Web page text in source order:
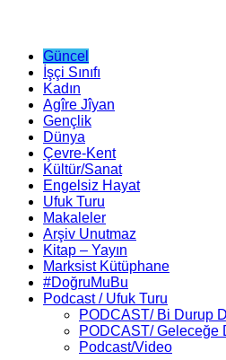
Güncel
İşçi Sınıfı
Kadın
Agîre Jîyan
Gençlik
Dünya
Çevre-Kent
Kültür/Sanat
Engelsiz Hayat
Ufuk Turu
Makaleler
Arşiv Unutmaz
Kitap – Yayın
Marksist Kütüphane
#DoğruMuBu
Podcast / Ufuk Turu
PODCAST/ Bi Durup
PODCAST/ Geleceğe
Podcast/Video